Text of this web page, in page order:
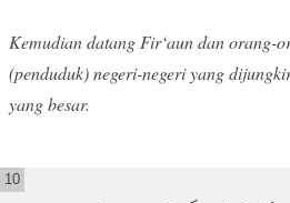
Kemudian datang Fir‘aun dan orang-
(penduduk) negeri-negeri yang
yang besar.
10